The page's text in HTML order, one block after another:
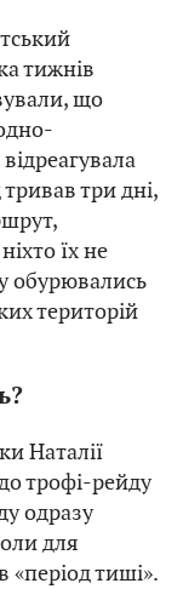
тижнів
що
тривав три дні,
їх не
обурювались
територій
Наталії
трофі-рейду
одразу
для
«період тиші».